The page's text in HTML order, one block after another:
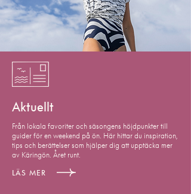
Aktuellt
Från lokala favoriter och säsongens höjdpunkter till
guider för en weekend på ön. Här hittar du inspiration,
tips och berättelser som hjälper dig att upptäcka mer
av Käringön. Året runt.
LÄS MER